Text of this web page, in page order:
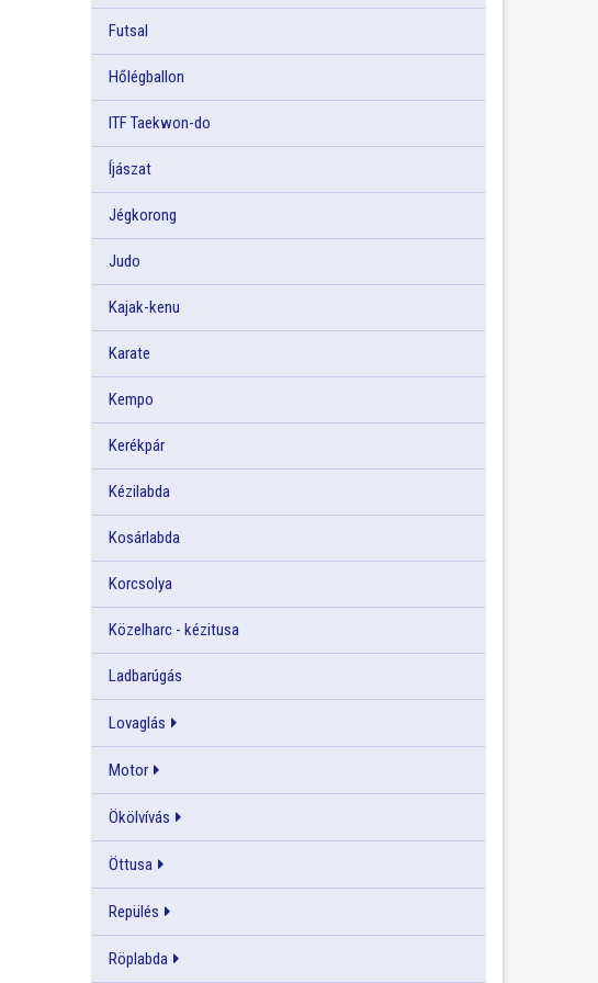
Futsal
Hőlégballon
ITF Taekwon-do
Íjászat
Jégkorong
Judo
Kajak-kenu
Karate
Kempo
Kerékpár
Kézilabda
Kosárlabda
Korcsolya
Közelharc - kézitusa
Ladbarúgás
Lovaglás
Motor
Ökölvívás
Öttusa
Repülés
Röplabda